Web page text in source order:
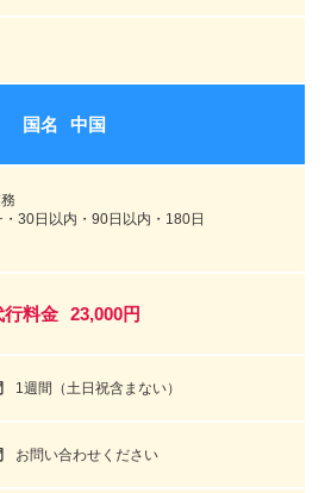
中国
・30日以内・90日以内・180日
23,000円
1週間（土日祝含まない）
お問い合わせください